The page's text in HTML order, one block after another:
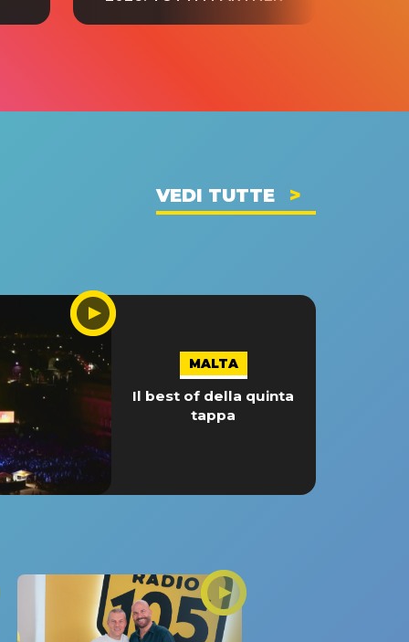
VEDI TUTTE
MALTA
Il best of della quinta
tappa